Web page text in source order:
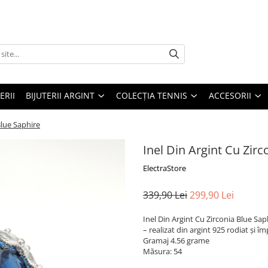
BIJUTERII ARGINT COLECȚIA TENNIS ACCESORII
Saphire
Inel Din Argint Cu
ElectraStore
339,90 Lei299,90 Lei
Inel Din Argint Cu Zirconia Blue
– realizat din argint 925 rodiat și
Gramaj 4.56 grame
Măsura: 54